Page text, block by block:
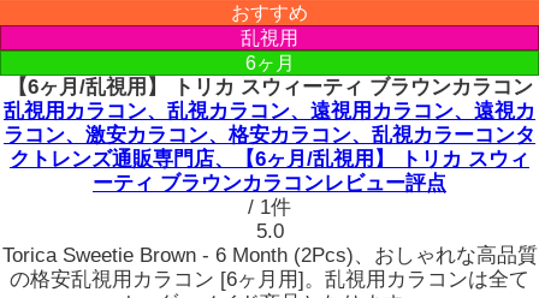
おすすめ
乱視用
6ヶ月
【6ヶ月/乱視用】 トリカ スウィーティ ブラウンカラコン
乱視用カラコン、乱視カラコン、遠視用カラコン、遠視カ
ラコン、激安カラコン、格安カラコン、乱視カラーコンタ
クトレンズ通販専門店、【6ヶ月/乱視用】 トリカ スウィ
ーティ ブラウンカラコンレビュー評点
/ 1件
5.0
Torica Sweetie Brown - 6 Month (2Pcs)、おしゃれな高品質
の格安乱視用カラコン [6ヶ月用]。乱視用カラコンは全て